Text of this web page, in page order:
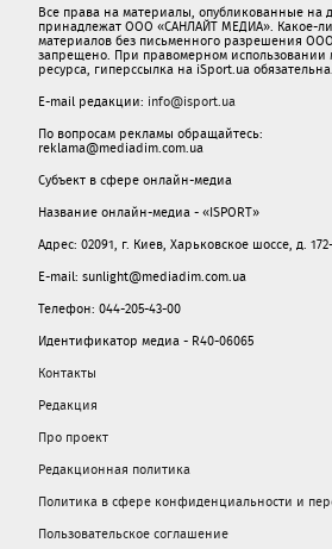
Все права на материалы, опубликованные на
принадлежат ООО «САНЛАЙТ МЕДИА». Какое-
материалов без письменного разрешения
запрещено. При правомерном использовании
ресурса, гиперссылка на iSport.ua обязательна.
E-mail редакции: info@isport.ua
По вопросам рекламы обращайтесь:
reklama@mediadim.com.ua
Субъект в сфере онлайн-медиа
Название онлайн-медиа - «ISPORT»
Адрес: 02091, г. Киев, Харьковское шоссе, д.
E-mail: sunlight@mediadim.com.ua
Телефон: 044-205-43-00
Идентификатор медиа - R40-06065
Контакты
Редакция
Про проект
Редакционная политика
Политика в сфере конфиденциальности и
Пользовательское соглашение